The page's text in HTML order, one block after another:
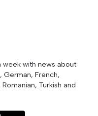
with news about
German, French,
Turkish and